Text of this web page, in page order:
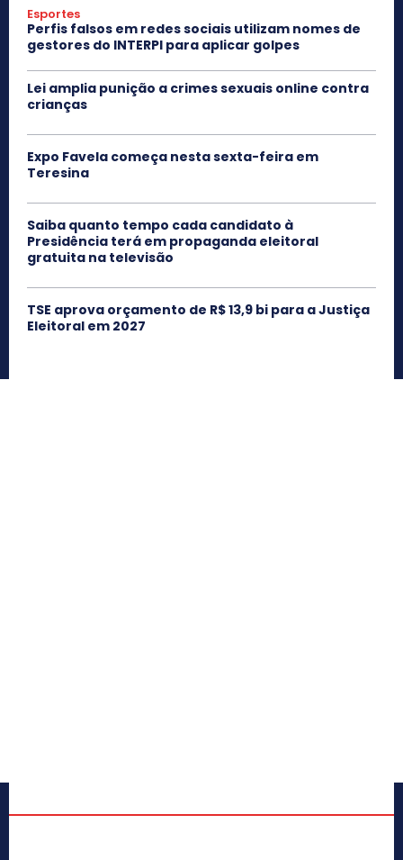
Esportes
Perfis falsos em redes sociais utilizam nomes de
gestores do INTERPI para aplicar golpes
Lei amplia punição a crimes sexuais online contra
crianças
Expo Favela começa nesta sexta-feira em
Teresina
Saiba quanto tempo cada candidato à
Presidência terá em propaganda eleitoral
gratuita na televisão
TSE aprova orçamento de R$ 13,9 bi para a Justiça
Eleitoral em 2027